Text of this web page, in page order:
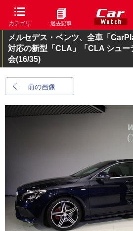
カテゴリ 過去記事
メルセデス・ベンツ、全車「
対応の新型「CLA」「CLA シュー
会(16/35)
前の画像